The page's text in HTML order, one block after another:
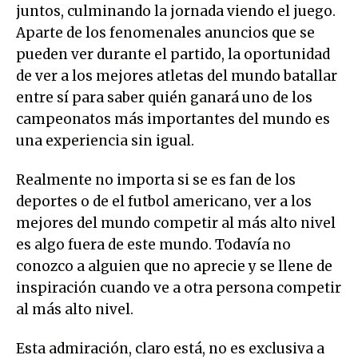
juntos, culminando la jornada viendo el juego.
Aparte de los fenomenales anuncios que se
pueden ver durante el partido, la oportunidad
de ver a los mejores atletas del mundo batallar
entre sí para saber quién ganará uno de los
campeonatos más importantes del mundo es
una experiencia sin igual.
Realmente no importa si se es fan de los
deportes o de el futbol americano, ver a los
mejores del mundo competir al más alto nivel
es algo fuera de este mundo. Todavía no
conozco a alguien que no aprecie y se llene de
inspiración cuando ve a otra persona competir
al más alto nivel.
Esta admiración, claro está, no es exclusiva a